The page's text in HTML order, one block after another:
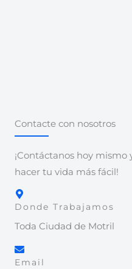
Contacte con nosotros
¡Contáctanos hoy
hacer tu vida más fácil!
Donde Trabajamos
Toda Ciudad de Motril
Email